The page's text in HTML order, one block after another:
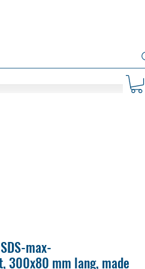
max-
300x80 mm lang, made